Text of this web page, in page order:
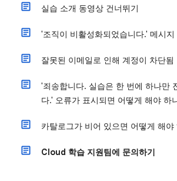
실습 소개 동영상 건너뛰기
'조직이 비활성화되었습니다.' 메시지
잘못된 이메일로 인해 계정이 차단됨
'죄송합니다. 실습은 한 번에 하나만
다.' 오류가 표시되면 어떻게 해야 하
카탈로그가 비어 있으면 어떻게 해야
Cloud 학습 지원팀에 문의하기